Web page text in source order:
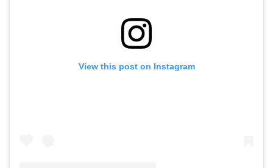
View this post on Instagram